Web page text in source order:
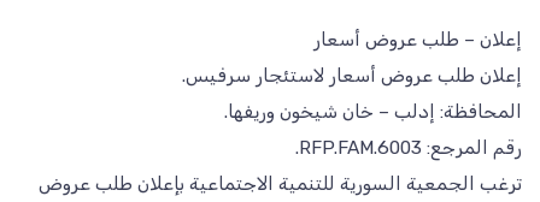
ترغب الجمعية السورية للتنمية الاجتماعية بإعلان طلب عروض